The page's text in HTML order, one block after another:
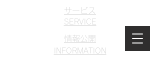
サービス
SERVICE
情報公開
​INFORMATION